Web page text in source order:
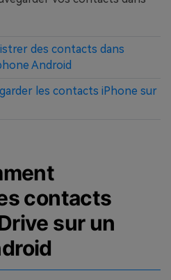
des contacts dans
Android
les contacts iPhone sur
contacts
sur un